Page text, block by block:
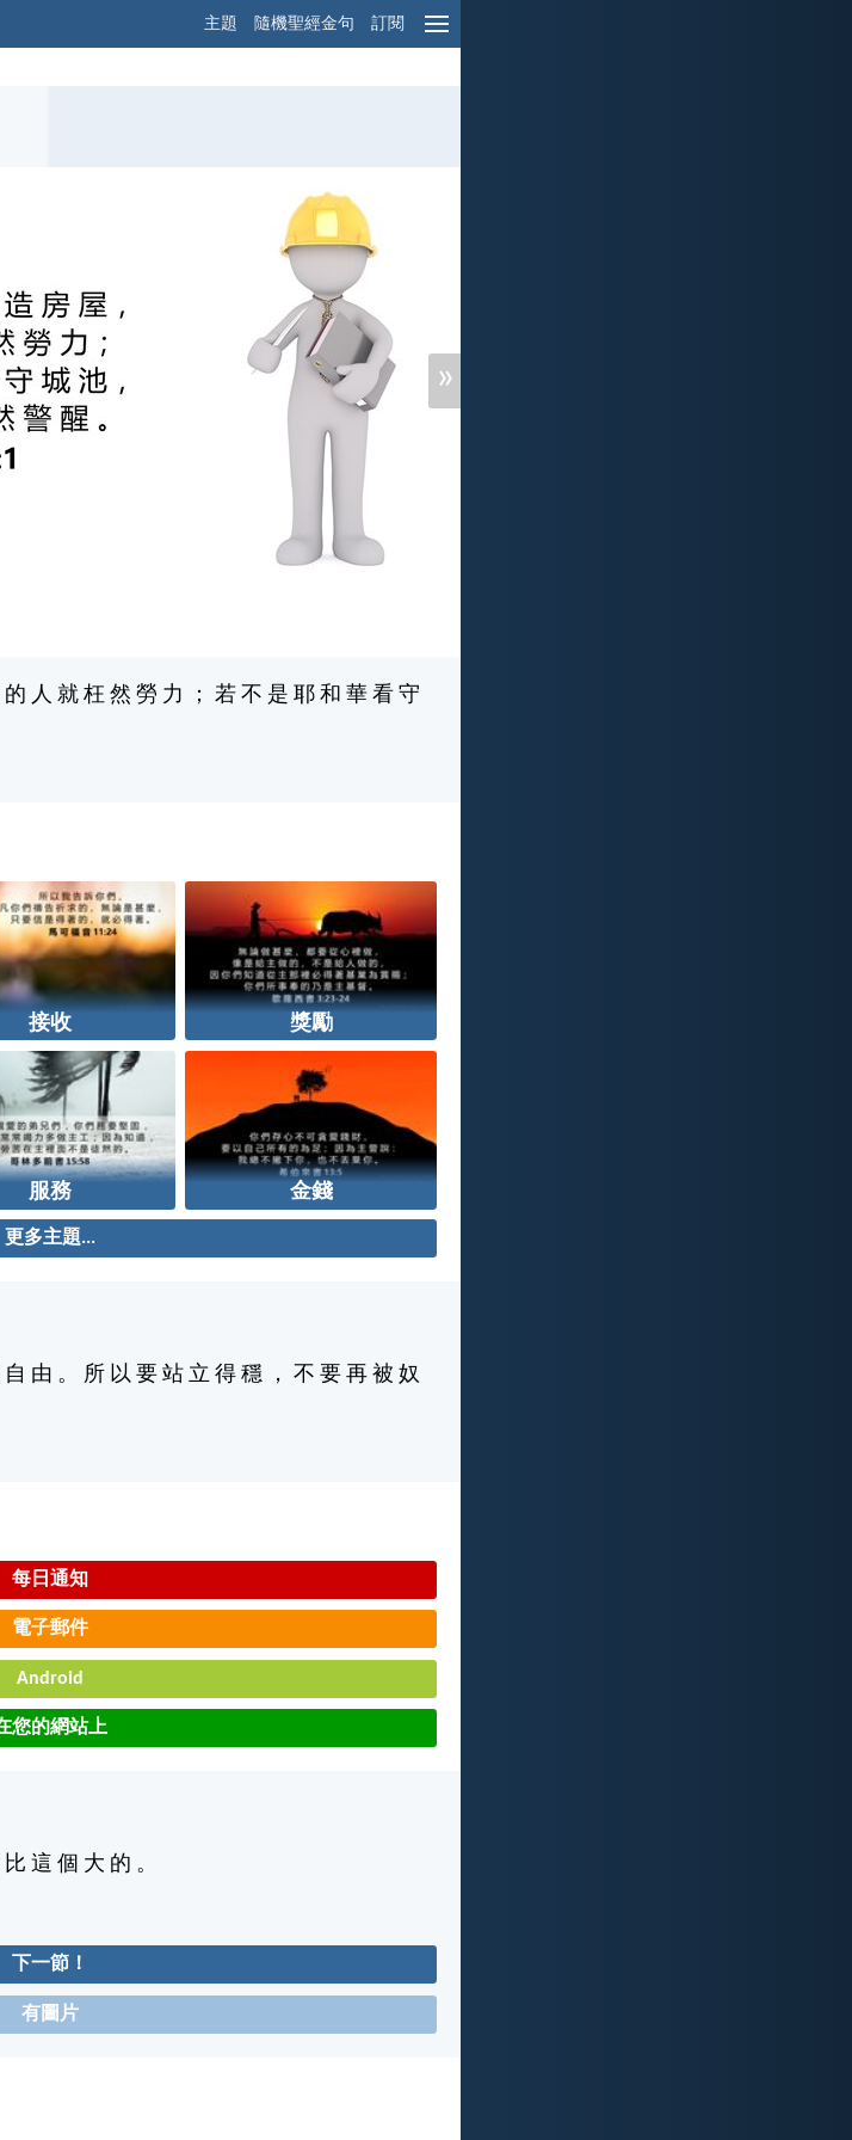
主題 隨機聖經金句 訂閱
»
人 就 枉 然 勞 力 ； 若 不 是 耶 和 華 看 守
接收 獎勵
服務 金錢
更多主題...
由 。 所 以 要 站 立 得 穩 ， 不 要 再 被 奴
每日通知
電子郵件
Android
您的網站上
這 個 大 的 。
下一節！
有圖片